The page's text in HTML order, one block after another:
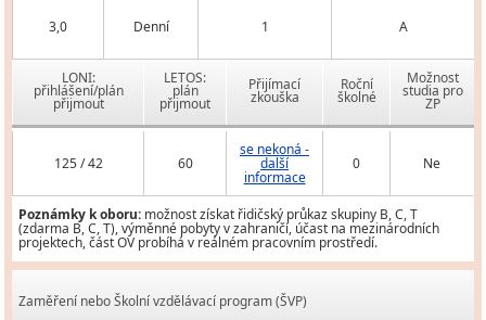
3,0 Denní 1 A
LONI:
přihlášení/plán
přijmout
LETOS:
plán
přijmout
Přijímací
zkouška
Roční
školné
Možnost
studia pro
ZP
125 / 42 60
se nekoná -
další
informace
0 Ne
Poznámky k oboru: možnost získat řidičský průkaz skupiny B, C, T
(zdarma B, C, T), výměnné pobyty v zahraničí, účast na mezinárodních
projektech, část OV probíhá v reálném pracovním prostředí.
Zaměření nebo Školní vzdělávací program (ŠVP)